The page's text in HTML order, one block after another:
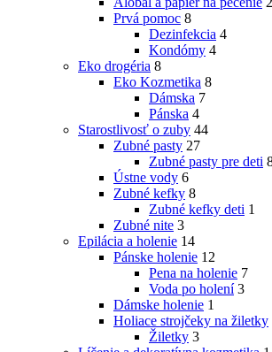
Prvá pomoc 8
Dezinfekcia 4
Kondómy 4
Eko drogéria 8
Eko Kozmetika 8
Dámska 7
Pánska 4
Starostlivosť o zuby 44
Zubné pasty 27
Zubné pasty pre deti
Ústne vody 6
Zubné kefky 8
Zubné kefky deti 1
Zubné nite 3
Epilácia a holenie 14
Pánske holenie 12
Pena na holenie 7
Voda po holení 3
Dámske holenie 1
Holiace strojčeky na žiletky
Žiletky 3